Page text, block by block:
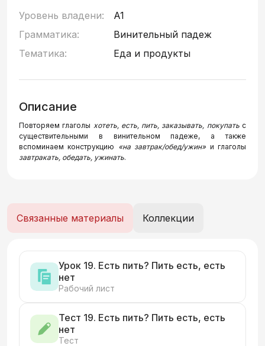
Уровень владени:
A1
Грамматика:
Винительный падеж
Тематика:
Еда и продукты
Описание
Повторяем глаголы хотеть, есть, пить, заказывать, покупатьс
существительными в винительном падеже, а также
вспоминаем конструкцию «на завтрак/обед/ужин»и глаголы
завтракать, обедать, ужинать.
Связанные материалы Коллекции
Урок 19. Есть пить? Пить есть, есть
нет
Рабочий лист
Тест 19. Есть пить? Пить есть, есть
нет
Тест